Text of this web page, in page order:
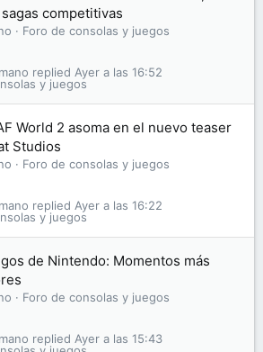
competitivas
Foro de consolas y juegos
y juegos
Ayer a las 16:52
World 2 asoma en el nuevo teaser
Studios
Foro de consolas y juegos
y juegos
Ayer a las 16:22
de Nintendo: Momentos más
Foro de consolas y juegos
Ayer a las 15:43